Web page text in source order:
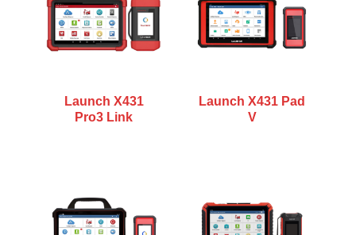
Launch X431
Pro3 Link
Launch X431 Pad
V